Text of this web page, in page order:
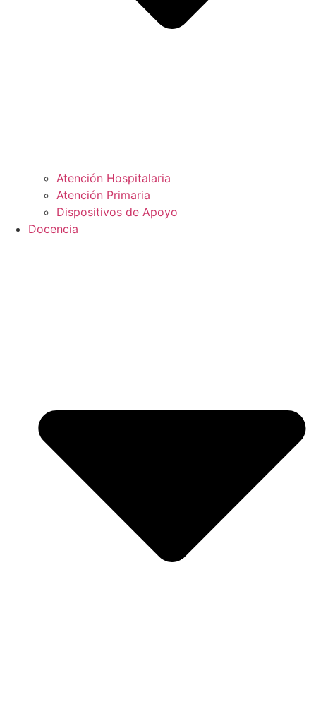
Atención Hospitalaria
Atención Primaria
Dispositivos de Apoyo
Docencia